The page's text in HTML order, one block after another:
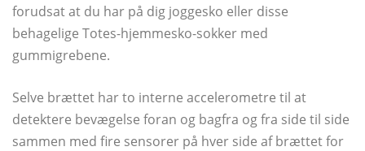
forudsat at du har på dig joggesko eller disse
behagelige Totes-hjemmesko-sokker med
gummigrebene.
Selve brættet har to interne accelerometre til at
detektere bevægelse foran og bagfra og fra side til side
sammen med fire sensorer på hver side af brættet for